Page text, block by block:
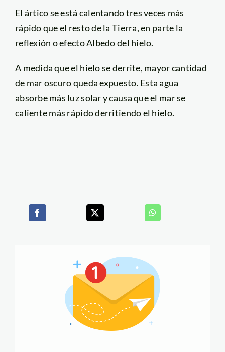
El ártico se está calentando tres veces más
rápido que el resto de la Tierra, en parte la
reflexión o efecto Albedo del hielo.
A medida que el hielo se derrite, mayor cantidad
de mar oscuro queda expuesto. Esta agua
absorbe más luz solar y causa que el mar se
caliente más rápido derritiendo el hielo.